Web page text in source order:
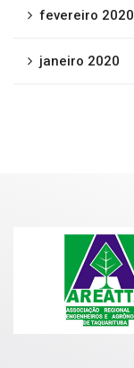
fevereiro 2020
janeiro 2020